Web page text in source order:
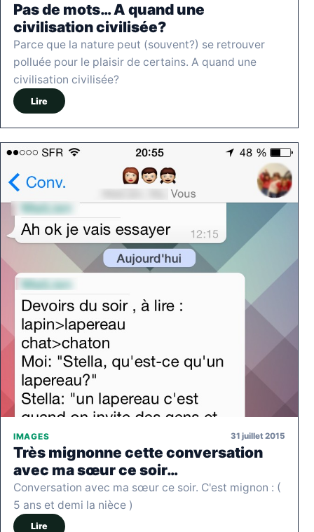
Pas de mots… A quand une
civilisation civilisée?
Parce que la nature peut (souvent?) se retrouver
polluée pour le plaisir de certains. A quand une
civilisation civilisée?
Lire
IMAGES 31 juillet 2015
Très mignonne cette conversation
avec ma sœur ce soir…
Conversation avec ma sœur ce soir. C'est mignon : (
5 ans et demi la nièce )
Lire